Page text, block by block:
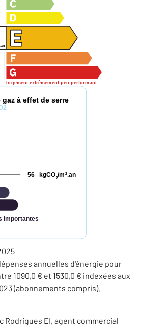
logement extrêmement peu performant
.an
à effet de serre
importantes
kgCO2/m 2.an
56
annuelles d'énergie pour
1090,0 € et 1530,0 € indexées aux
(abonnements compris).
Rodrigues EI, agent commercial